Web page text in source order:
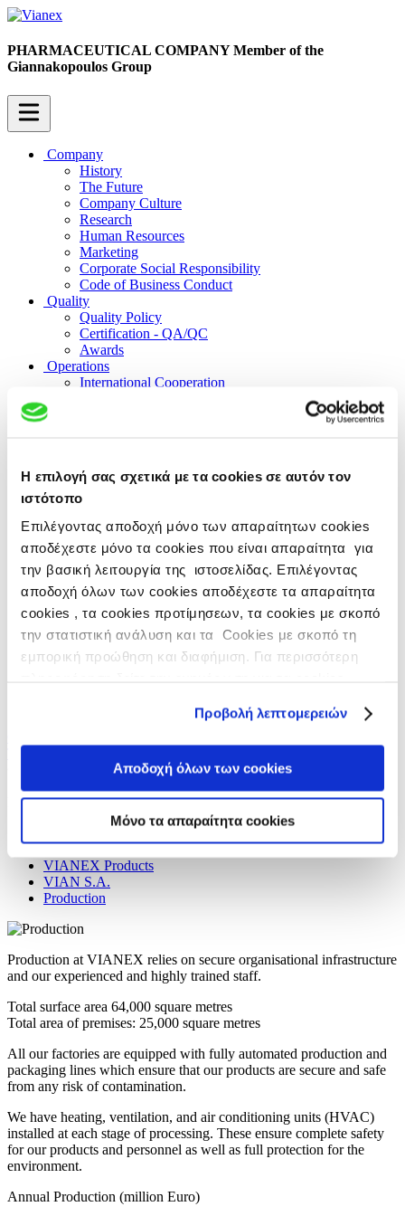
Η επιλογή σας σχετικά με τα cookies σε αυτόν τον
ιστότοπο
Επιλέγοντας αποδοχή μόνο των απαραίτητων cookies
αποδέχεστε μόνο τα cookies που είναι απαραίτητα για
την βασική λειτουργία της ιστοσελίδας. Επιλέγοντας
αποδοχή όλων των cookies αποδέχεστε τα απαραίτητα
cookies , τα cookies προτίμησεων, τα cookies με σκοπό
την στατιστική ανάλυση και τα Cookies με σκοπό τη
εμπορική προώθηση και διαφήμιση. Για περισσότερη
Προβολή λεπτομερειών
Αποδοχή όλων των cookies
Μόνο τα απαραίτητα cookies
PHARMACEUTICAL COMPANY Member of the
Giannakopoulos Group
Company
History
The Future
Company Culture
Research
Human Resources
Marketing
Corporate Social Responsibility
Code of Business Conduct
Quality
Quality Policy
Certification - QA/QC
Awards
Operations
International Cooperation
Headquarters
Plant A
Plant C
Plant D
Research and Development Center
News
Careers
EN
SP
© 2014-2026 VIANEX S.A.
Designed © Developed by Clickhouse
Exports
VIANEX Products
VIAN S.A.
Production
Production at VIANEX relies on secure organisational infrastructure
and our experienced and highly trained staff.
Total surface area 64,000 square metres
Total area of premises: 25,000 square metres
All our factories are equipped with fully automated production and
packaging lines which ensure that our products are secure and safe
from any risk of contamination.
We have heating, ventilation, and air conditioning units (HVAC)
installed at each stage of processing. These ensure complete safety
for our products and personnel as well as full protection for the
environment.
Annual Production (million Euro)